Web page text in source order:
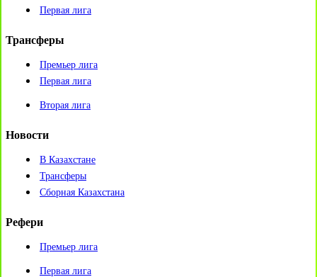
Первая лига
Трансферы
Премьер лига
Первая лига
Вторая лига
Новости
В Казахстане
Трансферы
Сборная Казахстана
Рефери
Премьер лига
Первая лига